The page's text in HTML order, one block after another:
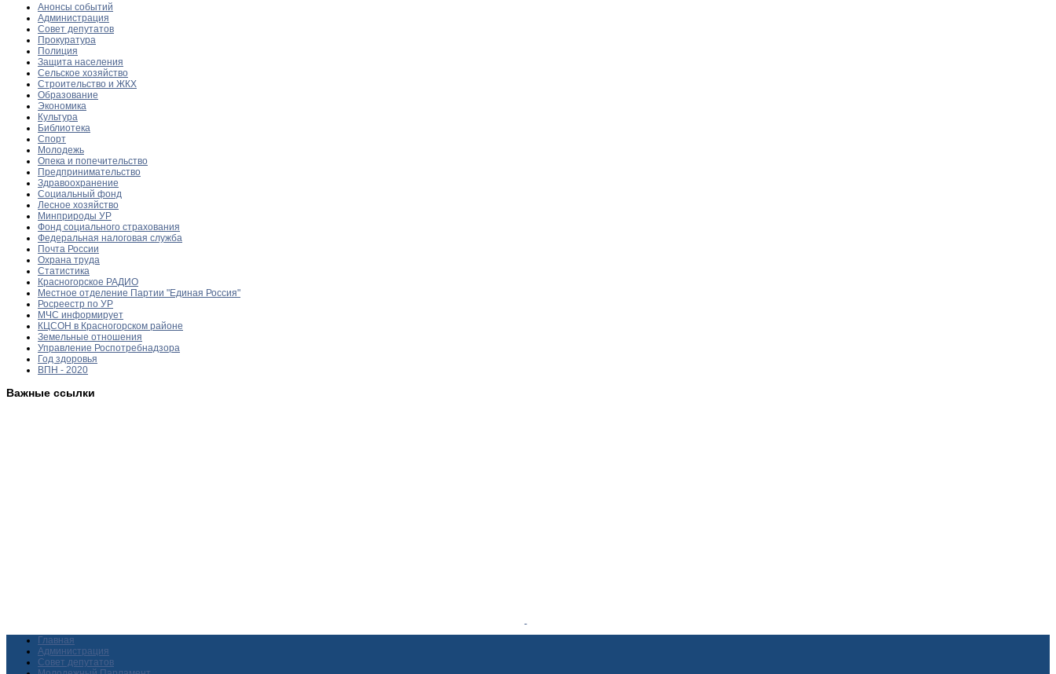
Анонсы событий
Администрация
Совет депутатов
Прокуратура
Полиция
Защита населения
Сельское хозяйство
Строительство и ЖКХ
Образование
Экономика
Культура
Библиотека
Спорт
Молодежь
Опека и попечительство
Предпринимательство
Здравоохранение
Социальный фонд
Лесное хозяйство
Минприроды УР
Фонд социального страхования
Федеральная налоговая служба
Почта России
Охрана труда
Статистика
Красногорское РАДИО
Местное отделение Партии "Единая Россия"
Росреестр по УР
МЧС информирует
КЦСОН в Красногорском районе
Земельные отношения
Управление Роспотребнадзора
Год здоровья
ВПН - 2020
Важные ссылки
Главная
Администрация
Совет депутатов